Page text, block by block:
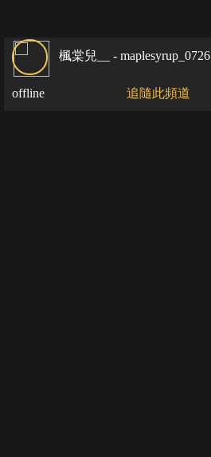
楓棠兒__ - maplesyrup_0726
offline 追隨此頻道